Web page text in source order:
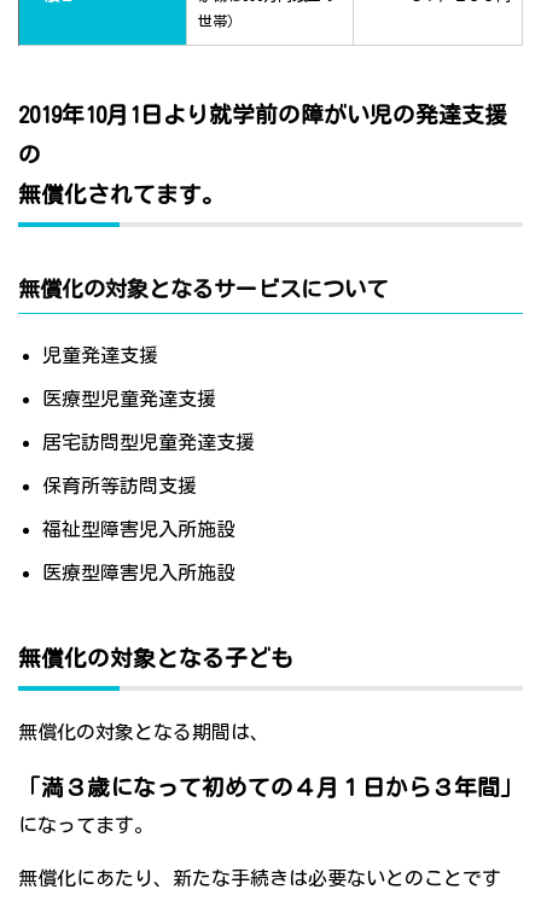
世帯）
2019年10月1日より就学前の障がい児の発達支援
の
無償化されてます。
無償化の対象となるサービスについて
児童発達支援
医療型児童発達支援
居宅訪問型児童発達支援
保育所等訪問支援
福祉型障害児入所施設
医療型障害児入所施設
無償化の対象となる子ども
無償化の対象となる期間は、
「満３歳になって初めての４月１日から３年間」
になってます。
無償化にあたり、新たな手続きは必要ないとのことです